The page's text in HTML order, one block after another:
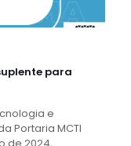
para
e
Portaria MCTI
de 2024,